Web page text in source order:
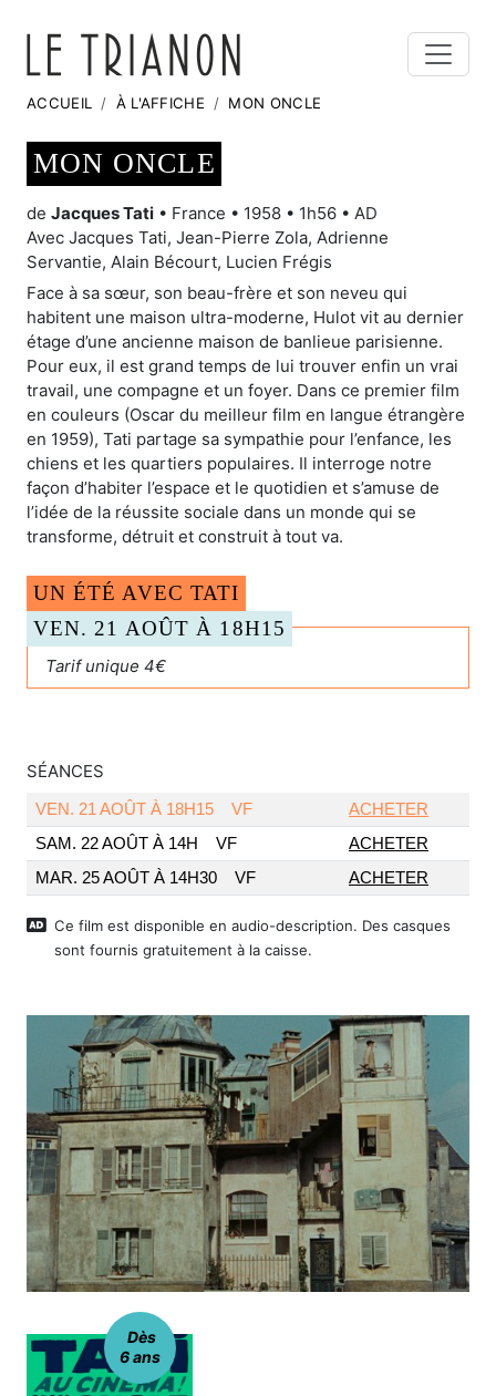
ACCUEIL À L'AFFICHE MON ONCLE
Dès
6 ans
MON ONCLE
de Jacques Tati • France • 1958 • 1h56 • AD
Avec Jacques Tati, Jean-Pierre Zola, Adrienne
Servantie, Alain Bécourt, Lucien Frégis
Face à sa sœur, son beau-frère et son neveu qui
habitent une maison ultra-moderne, Hulot vit au dernier
étage d’une ancienne maison de banlieue parisienne.
Pour eux, il est grand temps de lui trouver enfin un vrai
travail, une compagne et un foyer. Dans ce premier film
en couleurs (Oscar du meilleur film en langue étrangère
en 1959), Tati partage sa sympathie pour l’enfance, les
chiens et les quartiers populaires. Il interroge notre
façon d’habiter l’espace et le quotidien et s’amuse de
l’idée de la réussite sociale dans un monde qui se
transforme, détruit et construit à tout va.
UN ÉTÉ AVEC TATI
VEN. 21 AOÛT À 18H15
Tarif unique 4€
SÉANCES
VEN. 21 AOÛT À 18H15 VF
ACHETER
SAM. 22 AOÛT À 14H
VF
ACHETER
MAR. 25 AOÛT À 14H30
VF ACHETER
Ce film est disponible en audio-description. Des casques
sont fournis gratuitement à la caisse.